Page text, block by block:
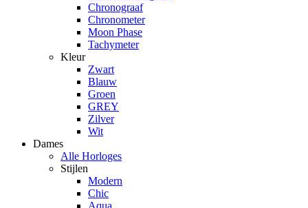
Chronograaf
Chronometer
Moon Phase
Tachymeter
Kleur
Zwart
Blauw
Groen
GREY
Zilver
Wit
Dames
Alle Horloges
Stijlen
Modern
Chic
Aqua